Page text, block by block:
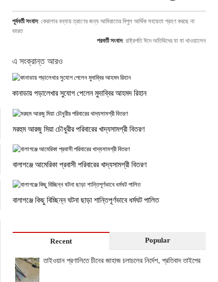
পূর্ববর্তী সংবাদ: কেরালার বন্যায় ত্রাণের জন্য আমিরাতের বিপুল আর্থিক সহায়তা গ্রহণ করছে না
ভারত
পরবর্তী সংবাদ: রাষ্ট্রপতি ঈদে অতিথিদের যা যা খাওয়ালেন
এ সংক্রান্ত আরও
কানাডায় পড়ালেখার সুযোগ পেলেন মুদাব্বির আহমদ রিহান
মরহুম আরজু মিয়া চৌধুরীর পরিবারের খাদ্যসামগ্রী বিতরণ
বালাগঞ্জে আমেরিকা প্রবাসী পরিবারের খাদ্যসামগ্রী বিতরণ
বালাগঞ্জে কিছু বিচ্ছিন্ন ঘটনা ছাড়া শান্তিপূর্ণভাবে ধর্মঘট পালিত
Recent Popular
তাইওয়ান প্রণালিতে চীনের জাহাজ চলাচলের নির্দেশ, প্রতিবাদ তাইপের